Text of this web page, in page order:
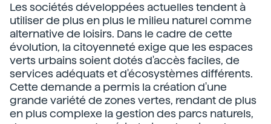
Les sociétés développées actuelles tendent à
utiliser de plus en plus le milieu naturel comme
alternative de loisirs. Dans le cadre de cette
évolution, la citoyenneté exige que les espaces
verts urbains soient dotés d'accès faciles, de
services adéquats et d'écosystèmes différents.
Cette demande a permis la création d'une
grande variété de zones vertes, rendant de plus
en plus complexe la gestion des parcs naturels,